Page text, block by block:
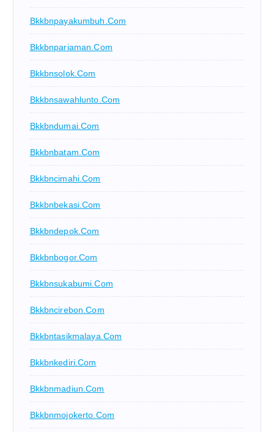
Bkkbnpayakumbuh.com
Bkkbnpariaman.com
Bkkbnsolok.com
Bkkbnsawahlunto.com
Bkkbndumai.com
Bkkbnbatam.com
Bkkbncimahi.com
Bkkbnbekasi.com
Bkkbndepok.com
Bkkbnbogor.com
Bkkbnsukabumi.com
Bkkbncirebon.com
Bkkbntasikmalaya.com
Bkkbnkediri.com
Bkkbnmadiun.com
Bkkbnmojokerto.com